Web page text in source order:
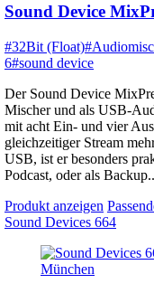
Sound Device
#32Bit (Float)
6#sound device
Der Sound Device
Mischer und als USB-
mit acht Ein- und vier
gleichzeitiger Stream
USB, ist er besonders
Podcast, oder als
Produkt anzeigen
Sound Devices 664